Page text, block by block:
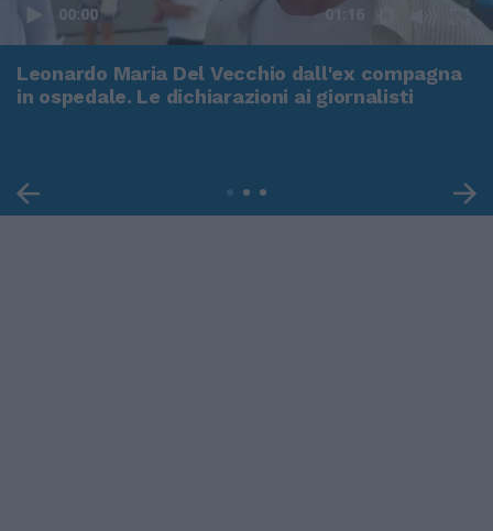
00:00 01:16
Leonardo Maria Del Vecchio dall'ex compagna
in ospedale. Le dichiarazioni ai giornalisti